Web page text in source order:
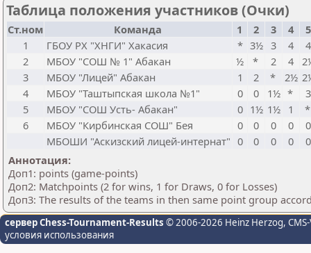
Таблица положения участников (Очки)
Ст.ном Команда 1 2 3 4
5
1
ГБОУ РХ "ХНГИ" Хакасия * 3½ 3 4
4
2
МБОУ "СОШ № 1" Абакан ½ * 2 4
3
МБОУ "Лицей" Абакан 1 2 * 2½
4
МБОУ "Таштыпская школа №1" 0 0 1½ *
3
5
МБОУ "СОШ Усть- Абакан" 0 1½ 1½ 1
6
МБОУ "Кирбинская СОШ" Бея 0 0 0 0
0
МБОШИ "Аскизский лицей-интернат" 0 0 0 0
0
Аннотация:
Доп1: points (game-points)
Доп2: Matchpoints (2 for wins, 1 for Draws, 0 for Losses)
Доп3: The results of the teams in then same point group
сервер Chess-Tournament-Results © 2006-2026 Heinz Herzog,
условия использования